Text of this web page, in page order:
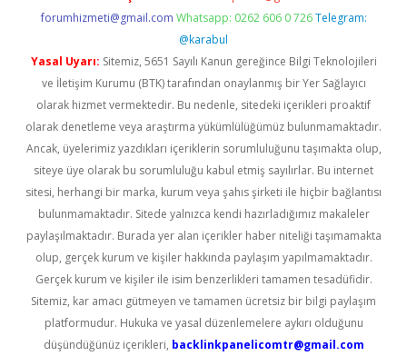
forumhizmeti@gmail.com Whatsapp: 0262 606 0 726 Telegram:
@karabul
Yasal Uyarı: Sitemiz, 5651 Sayılı Kanun gereğince Bilgi Teknolojileri
ve İletişim Kurumu (BTK) tarafından onaylanmış bir Yer Sağlayıcı
olarak hizmet vermektedir. Bu nedenle, sitedeki içerikleri proaktif
olarak denetleme veya araştırma yükümlülüğümüz bulunmamaktadır.
Ancak, üyelerimiz yazdıkları içeriklerin sorumluluğunu taşımakta olup,
siteye üye olarak bu sorumluluğu kabul etmiş sayılırlar. Bu internet
sitesi, herhangi bir marka, kurum veya şahıs şirketi ile hiçbir bağlantısı
bulunmamaktadır. Sitede yalnızca kendi hazırladığımız makaleler
paylaşılmaktadır. Burada yer alan içerikler haber niteliği taşımamakta
olup, gerçek kurum ve kişiler hakkında paylaşım yapılmamaktadır.
Gerçek kurum ve kişiler ile isim benzerlikleri tamamen tesadüfidir.
Sitemiz, kar amacı gütmeyen ve tamamen ücretsiz bir bilgi paylaşım
platformudur. Hukuka ve yasal düzenlemelere aykırı olduğunu
düşündüğünüz içerikleri, backlinkpanelicomtr@gmail.com